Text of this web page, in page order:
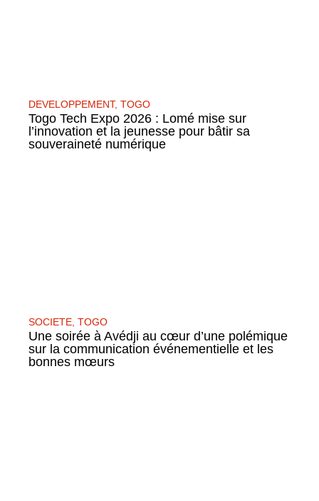
DEVELOPPEMENT, TOGO
Togo Tech Expo 2026 : Lomé mise sur
l’innovation et la jeunesse pour bâtir sa
souveraineté numérique
SOCIETE TOGO
Une soirée à Avédji au cœur d’une polémique
sur la communication événementielle et les
bonnes mœurs